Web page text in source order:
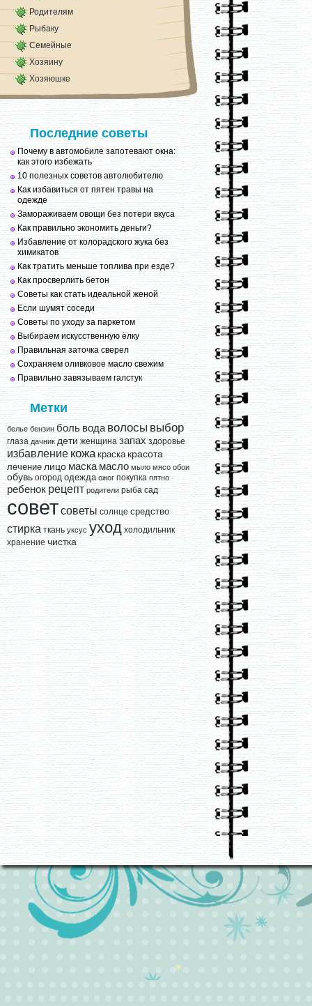
Родителям
Рыбаку
Семейные
Хозяину
Хозяюшке
Последние советы
Почему в автомобиле запотевают окна:
как этого избежать
10 полезных советов автолюбителю
Как избавиться от пятен травы на
одежде
Замораживаем овощи без потери вкуса
Как правильно экономить деньги?
Избавление от колорадского жука без
химикатов
Как тратить меньше топлива при езде?
Как просверлить бетон
Советы как стать идеальной женой
Если шумят соседи
Советы по уходу за паркетом
Выбираем искусственную ёлку
Правильная заточка сверел
Сохраняем оливковое масло свежим
Правильно завязываем галстук
Метки
белье бензин боль вода волосы выбор
глаза дачник дети женщина запах здоровье
избавление кожа краска красота
лечение лицо маска масло мыло мясо обои
обувь огород одежда ожог покупка пятно
ребенок рецепт родители рыба сад
советсоветы солнце средство
стирка ткань уксус уход холодильник
хранение чистка